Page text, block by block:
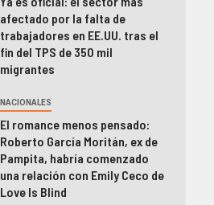
afectado por la falta de
trabajadores en EE.UU. tras el
fin del TPS de 350 mil
migrantes
NACIONALES
El romance menos pensado:
Roberto García Moritán, ex de
Pampita, habría comenzado
una relación con Emily Ceco de
Love Is Blind